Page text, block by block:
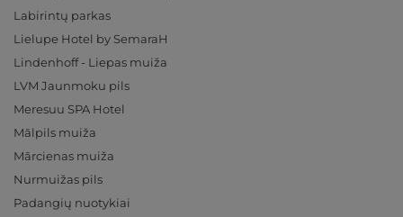
Labirintų parkas
Lielupe Hotel by SemaraH
Lindenhoff - Liepas muiža
LVM Jaunmoku pils
Meresuu SPA Hotel
Mālpils muiža
Mārcienas muiža
Nurmuižas pils
Padangių nuotykiai